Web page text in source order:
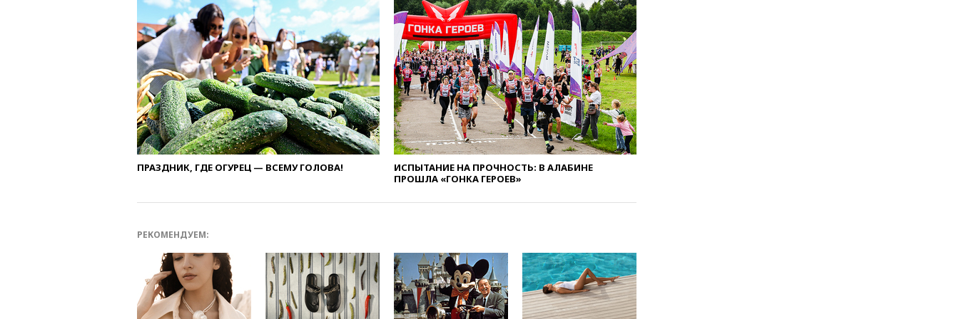
16:50В Братиславе загорелся
крупнейший НПЗ Slovnaft
16:45 «Яблоко» подаст иск к
депутату Госдумы Алексею
Журавлеву
16:35Мельникова и еще
шесть гимнастов сборной
России не получили визы на
ЧЕ
16:16Движение по
перекрывали второй раз за
день
15:45
Верховный суд 10
августа рассмотрит иск о
снятии «Яблока» с выборов
15:35
Четыре человека
ПРАЗДНИК, ГДЕ ОГУРЕЦ — ВСЕМУ ГОЛОВА!
ИСПЫТАНИЕ НА ПРОЧНОСТЬ: В АЛАБИНЕ
ПРОШЛА «ГОНКА ГЕРОЕВ»
РЕКОМЕНДУЕМ: